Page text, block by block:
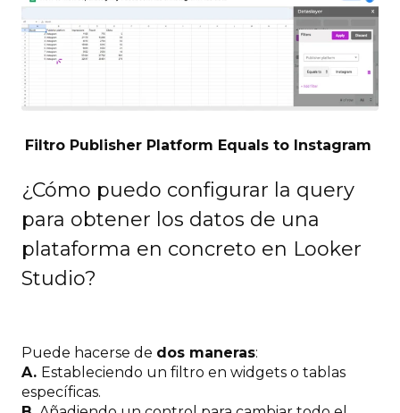
Filtro Publisher Platform Equals to Instagram
¿Cómo puedo configurar la query
para obtener los datos de una
plataforma en concreto en Looker
Studio?
Puede hacerse de dos maneras:
A. Estableciendo un filtro en widgets o tablas
específicas.